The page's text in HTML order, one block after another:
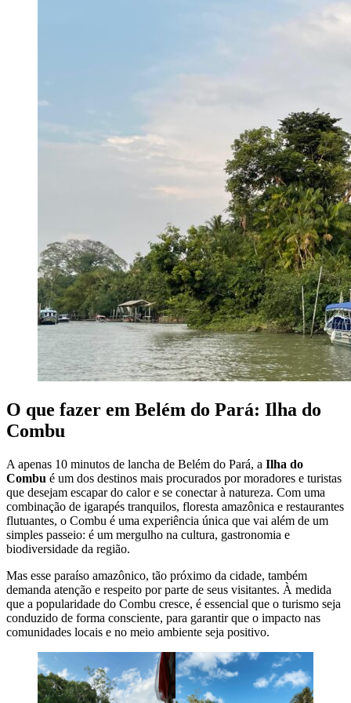
O que fazer em Belém do Pará: Ilha do
Combu
A apenas 10 minutos de lancha de Belém do Pará, a Ilha do
Combu é um dos destinos mais procurados por moradores e turistas
que desejam escapar do calor e se conectar à natureza. Com uma
combinação de igarapés tranquilos, floresta amazônica e restaurantes
flutuantes, o Combu é uma experiência única que vai além de um
simples passeio: é um mergulho na cultura, gastronomia e
biodiversidade da região.
Mas esse paraíso amazônico, tão próximo da cidade, também
demanda atenção e respeito por parte de seus visitantes. À medida
que a popularidade do Combu cresce, é essencial que o turismo seja
conduzido de forma consciente, para garantir que o impacto nas
comunidades locais e no meio ambiente seja positivo.